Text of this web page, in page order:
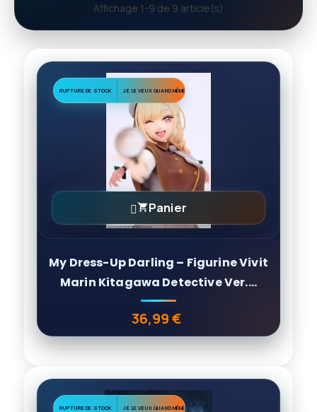
Affichage 1-9 de 9 article(s)
RUPTURE DE STOCK JE LE VEUX QUAND MÊME
Panier
My Dress-Up Darling – Figurine Vivit
Marin Kitagawa Detective Ver....
Prix
36,99 €
RUPTURE DE STOCK JE LE VEUX QUAND MÊME